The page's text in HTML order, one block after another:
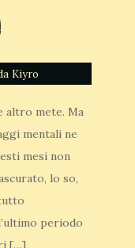
Kiyro
altro mete. Ma
mentali ne
mesi non
lo so,
periodo